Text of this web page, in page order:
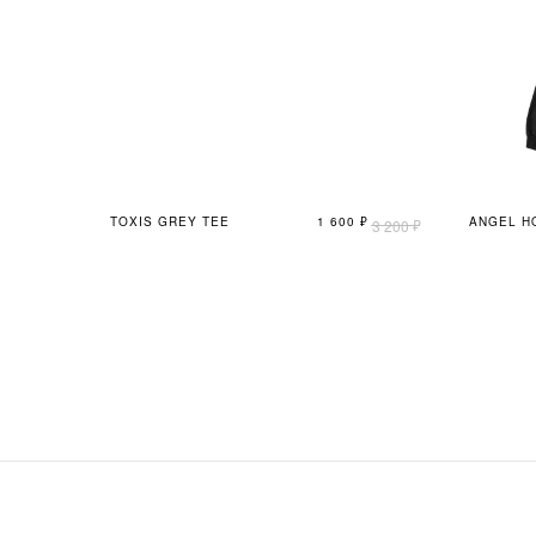
TOXIS GREY TEE 1 600 ₽ 3 200₽ ANGEL